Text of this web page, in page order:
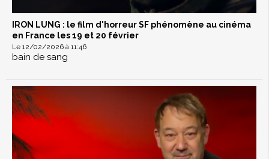
IRON LUNG : le film d'horreur SF phénomène au cinéma
en France les 19 et 20 février
Le 12/02/2026 à 11:46
bain de sang